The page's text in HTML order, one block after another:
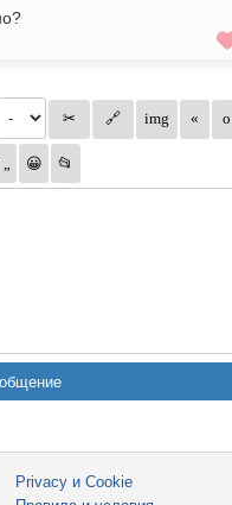
Privacy и Cookie